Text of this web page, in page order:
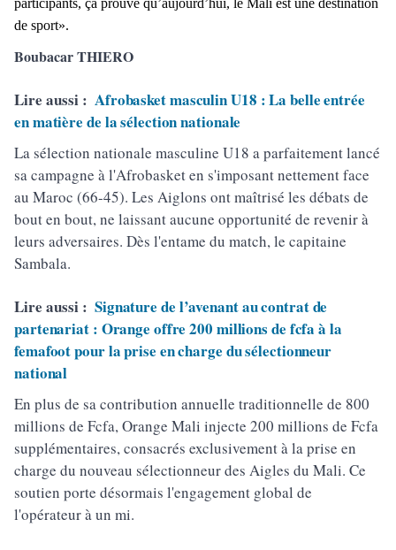
de sport».
Boubacar THIERO
Lire aussi : Afrobasket masculin U18 : La belle entrée
en matière de la sélection nationale
La sélection nationale masculine U18 a parfaitement lancé
sa campagne à l'Afrobasket en s'imposant nettement face
au Maroc (66-45). Les Aiglons ont maîtrisé les débats de
bout en bout, ne laissant aucune opportunité de revenir à
leurs adversaires. Dès l'entame du match, le capitaine
Sambala.
Lire aussi : Signature de l’avenant au contrat de
partenariat : Orange offre 200 millions de fcfa à la
femafoot pour la prise en charge du sélectionneur
national
En plus de sa contribution annuelle traditionnelle de 800
millions de Fcfa, Orange Mali injecte 200 millions de Fcfa
supplémentaires, consacrés exclusivement à la prise en
charge du nouveau sélectionneur des Aigles du Mali. Ce
soutien porte désormais l'engagement global de
l'opérateur à un mi.